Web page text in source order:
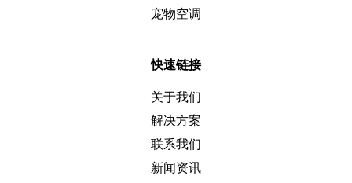
宠物空调
快速链接
关于我们
解决方案
联系我们
新闻资讯